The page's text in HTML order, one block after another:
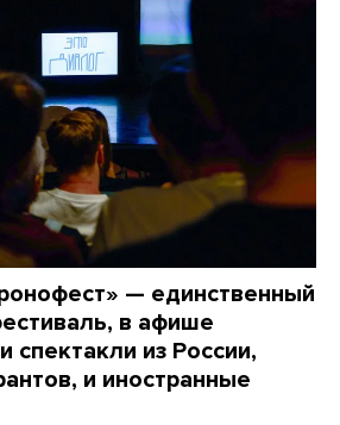
— единственный
в афише
спектакли из России,
и иностранные